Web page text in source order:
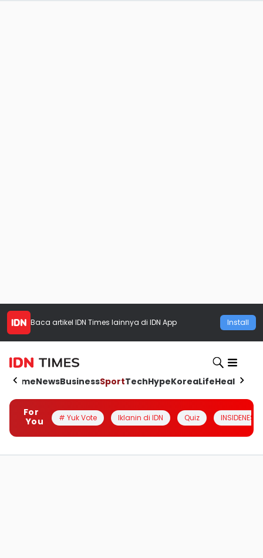
Baca artikel IDN Times lainnya di IDN App Install
HomeNewsBusinessSportTechHypeKoreaLifeHealth
For
You
# Yuk Vote Iklanin di IDN Quiz INSIDENESIA